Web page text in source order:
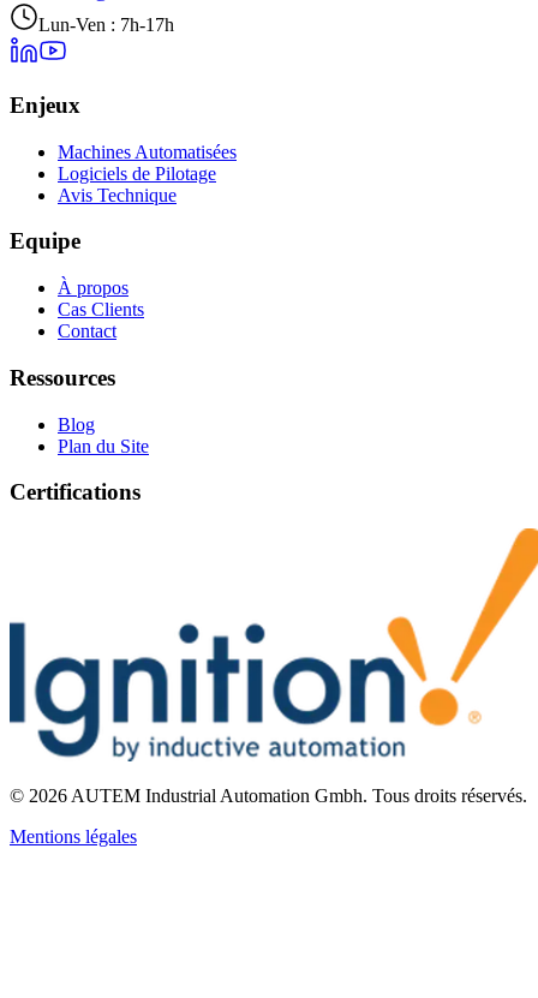
Lun-Ven : 7h-17h
Enjeux
Machines Automatisées
Logiciels de Pilotage
Avis Technique
Equipe
À propos
Cas Clients
Contact
Ressources
Blog
Plan du Site
Certifications
© 2026 AUTEM Industrial Automation Gmbh. Tous droits réservés.
Mentions légales